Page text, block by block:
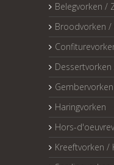
Belegvorken /
Broodvorken /
Gembervorken
Haringvorken
Hors-
Kreeftvorken /